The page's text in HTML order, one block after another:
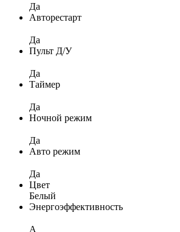
Да
Авторестарт
Да
Пульт Д/У
Да
Таймер
Да
Ночной режим
Да
Авто режим
Да
Цвет
Белый
Энергоэффективность
A